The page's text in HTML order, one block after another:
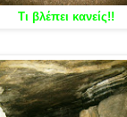
Τι βλέπει κανείς!!